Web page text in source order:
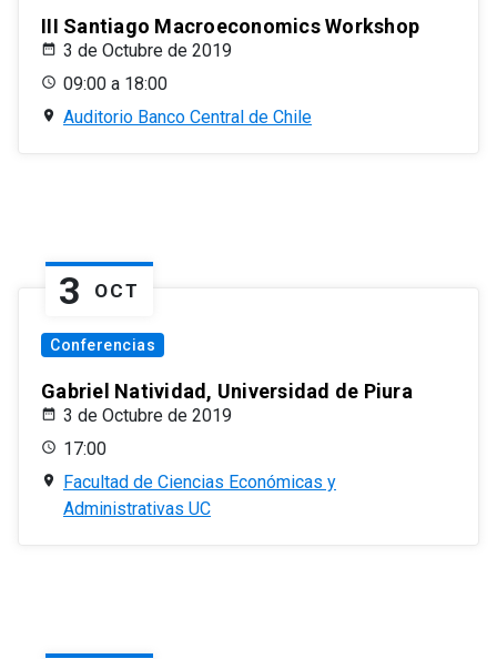
III Santiago Macroeconomics Workshop
3 de Octubre de 2019
09:00 a 18:00
Auditorio Banco Central de Chile
3 OCT
Conferencias
Gabriel Natividad, Universidad de Piura
3 de Octubre de 2019
17:00
Facultad de Ciencias Económicas y
Administrativas UC